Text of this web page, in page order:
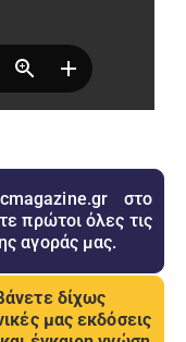
στο
πρώτοι όλες τις
αγοράς μας.
δίχως
μας εκδόσεις